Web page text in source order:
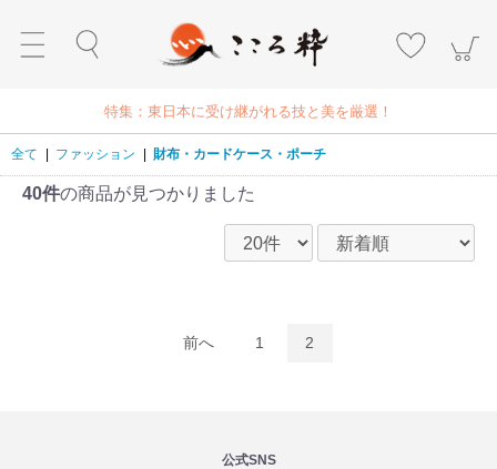
特集：東日本に受け継がれる技と美を厳選！
全て ファッション 財布・カードケース・ポーチ
40件の商品が見つかりました
前へ 1 2
公式SNS